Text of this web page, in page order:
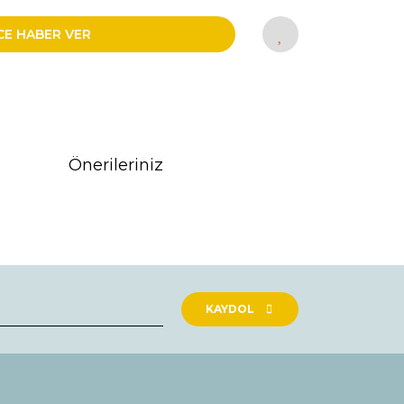
HABER VER
Önerileriniz
KAYDOL